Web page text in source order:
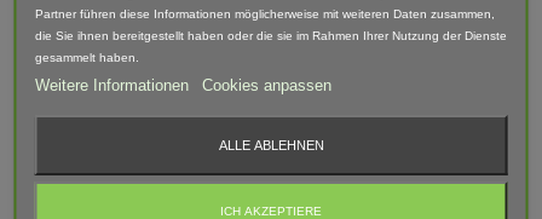
Partner führen diese Informationen möglicherweise mit weiteren Daten zusammen,
die Sie ihnen bereitgestellt haben oder die sie im Rahmen Ihrer Nutzung der Dienste
gesammelt haben.
Weitere Informationen Cookies anpassen
ALLE ABLEHNEN
ICH AKZEPTIERE